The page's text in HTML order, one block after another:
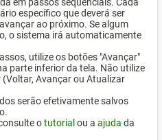
específico que deverá ser
ao próximo. Se algum
o sistema irá automaticamente
utilize os botões "Avançar"
parte inferior da tela. Não utilize
Avançar ou Atualizar
serão efetivamente salvos
otutorial ou a ajuda da